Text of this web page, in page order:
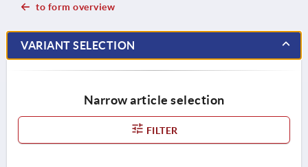
to form overview
VARIANT SELECTION
Narrow article selection
FILTER